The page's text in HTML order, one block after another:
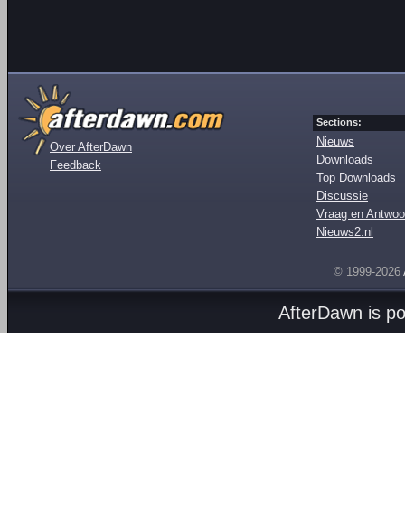
Over AfterDawn
Feedback
Sections:
Nieuws
Downloads
Top Downloads
Discussie
Vraag en
Nieuws2.nl
© 1999-2026
AfterDawn is